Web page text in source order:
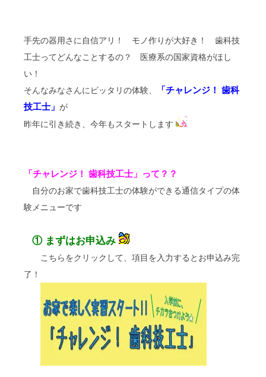
手先の器用さに自信アリ！ モノ作りが大好き！ 歯科技
工士ってどんなことするの？ 医療系の国家資格がほし
い！
そんなみなさんにピッタリの体験、
「チャレンジ！ 歯科
技工士」 が
昨年に引き続き、今年もスタートします
「チャレンジ！ 歯科技工士」って？？
自分のお家で歯科技工士の体験ができる通信タイプの体
験メニューです
① まずはお申込み
こちらをクリックして、項目を入力するとお申込み完
了！